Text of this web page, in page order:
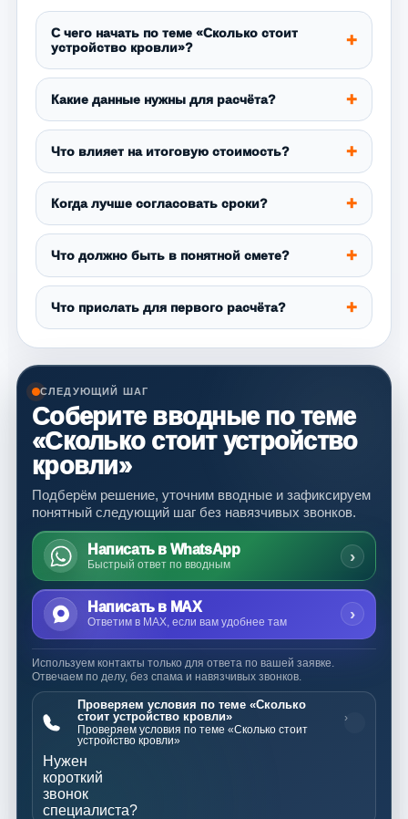
С чего начать по теме «Сколько стоит
устройство кровли»?
Какие данные нужны для расчёта?
Что влияет на итоговую стоимость?
Когда лучше согласовать сроки?
Что должно быть в понятной смете?
Что прислать для первого расчёта?
СЛЕДУЮЩИЙ ШАГ
Соберите вводные по теме
«Сколько стоит устройство
кровли»
Подберём решение, уточним вводные и зафиксируем
понятный следующий шаг без навязчивых звонков.
Написать в WhatsApp
Быстрый ответ по вводным ›
Написать в MAX
Ответим в MAX, если вам удобнее там ›
Используем контакты только для ответа по вашей заявке.
Отвечаем по делу, без спама и навязчивых звонков.
Проверяем условия по теме «Сколько
стоит устройство кровли»
Проверяем условия по теме «Сколько стоит
устройство кровли»
›
Нужен
короткий
звонок
специалиста?